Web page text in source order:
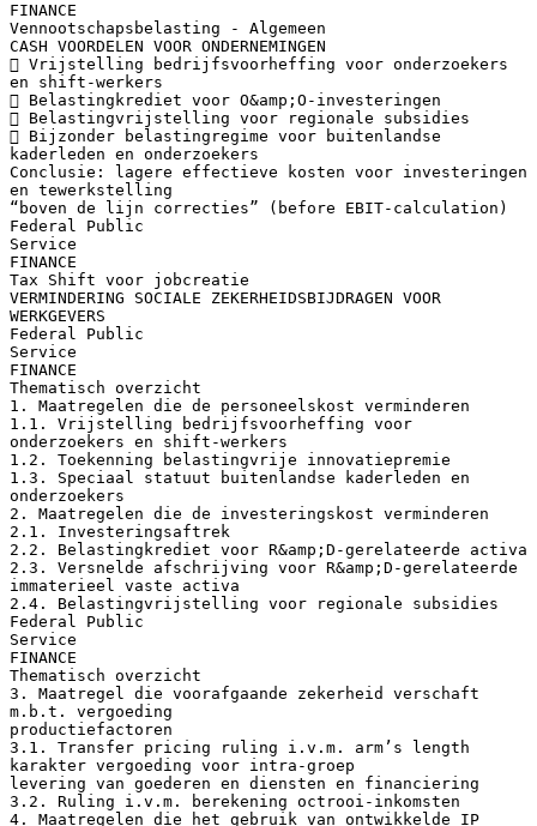
FINANCE
Vennootschapsbelasting - Algemeen
CASH VOORDELEN VOOR ONDERNEMINGEN
 Vrijstelling bedrijfsvoorheffing voor onderzoekers
en shift-werkers
 Belastingkrediet voor O&amp;O-investeringen
 Belastingvrijstelling voor regionale subsidies
 Bijzonder belastingregime voor buitenlandse
kaderleden en onderzoekers
Conclusie: lagere effectieve kosten voor investeringen
en tewerkstelling
“boven de lijn correcties” (before EBIT-calculation)
Federal Public
Service
FINANCE
Tax Shift voor jobcreatie
VERMINDERING SOCIALE ZEKERHEIDSBIJDRAGEN VOOR
WERKGEVERS
Federal Public
Service
FINANCE
Thematisch overzicht
1. Maatregelen die de personeelskost verminderen
1.1. Vrijstelling bedrijfsvoorheffing voor
onderzoekers en shift-werkers
1.2. Toekenning belastingvrije innovatiepremie
1.3. Speciaal statuut buitenlandse kaderleden en
onderzoekers
2. Maatregelen die de investeringskost verminderen
2.1. Investeringsaftrek
2.2. Belastingkrediet voor R&amp;D-gerelateerde activa
2.3. Versnelde afschrijving voor R&amp;D-gerelateerde
immaterieel vaste activa
2.4. Belastingvrijstelling voor regionale subsidies
Federal Public
Service
FINANCE
Thematisch overzicht
3. Maatregel die voorafgaande zekerheid verschaft
m.b.t. vergoeding
productiefactoren
3.1. Transfer pricing ruling i.v.m. arm’s length
karakter vergoeding voor intra-groep
levering van goederen en diensten en financiering
3.2. Ruling i.v.m. berekening octrooi-inkomsten
4. Maatregelen die het gebruik van ontwikkelde IP